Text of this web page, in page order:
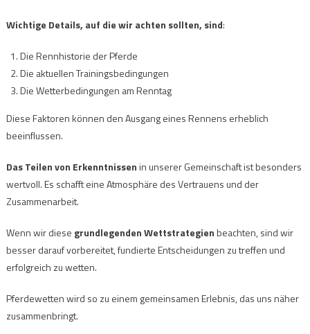
Wichtige Details, auf die wir achten sollten, sind:
Die Rennhistorie der Pferde
Die aktuellen Trainingsbedingungen
Die Wetterbedingungen am Renntag
Diese Faktoren können den Ausgang eines Rennens erheblich
beeinflussen.
Das Teilen von Erkenntnissenin unserer Gemeinschaft ist besonders
wertvoll. Es schafft eine Atmosphäre des Vertrauens und der
Zusammenarbeit.
Wenn wir diese grundlegenden Wettstrategienbeachten, sind wir
besser darauf vorbereitet, fundierte Entscheidungen zu treffen und
erfolgreich zu wetten.
Pferdewetten wird so zu einem gemeinsamen Erlebnis, das uns näher
zusammenbringt.